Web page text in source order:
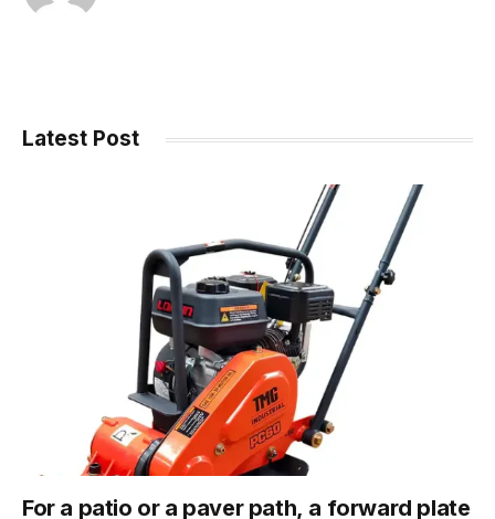
Latest Post
For a patio or a paver path, a forward plate